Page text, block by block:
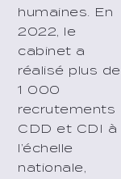
humaines. En
2022, le
cabinet a
réalisé plus de
1 000
recrutements
CDD et CDI à
l’échelle
nationale,